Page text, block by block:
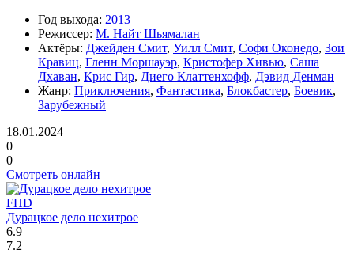
Год выхода: 2013
Режиссер: М. Найт Шьямалан
Актёры: Джейден Смит, Уилл Смит, Софи Оконедо, Зои
Кравиц, Гленн Моршауэр, Кристофер Хивью, Саша
Дхаван, Крис Гир, Диего Клаттенхофф, Дэвид Денман
Жанр: Приключения, Фантастика, Блокбастер, Боевик,
Зарубежный
18.01.2024
0
0
Смотреть онлайн
FHD
Дурацкое дело нехитрое
6.9
7.2